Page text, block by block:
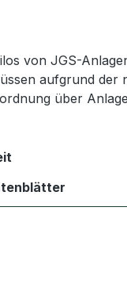
von JGS-
aufgrund der
über